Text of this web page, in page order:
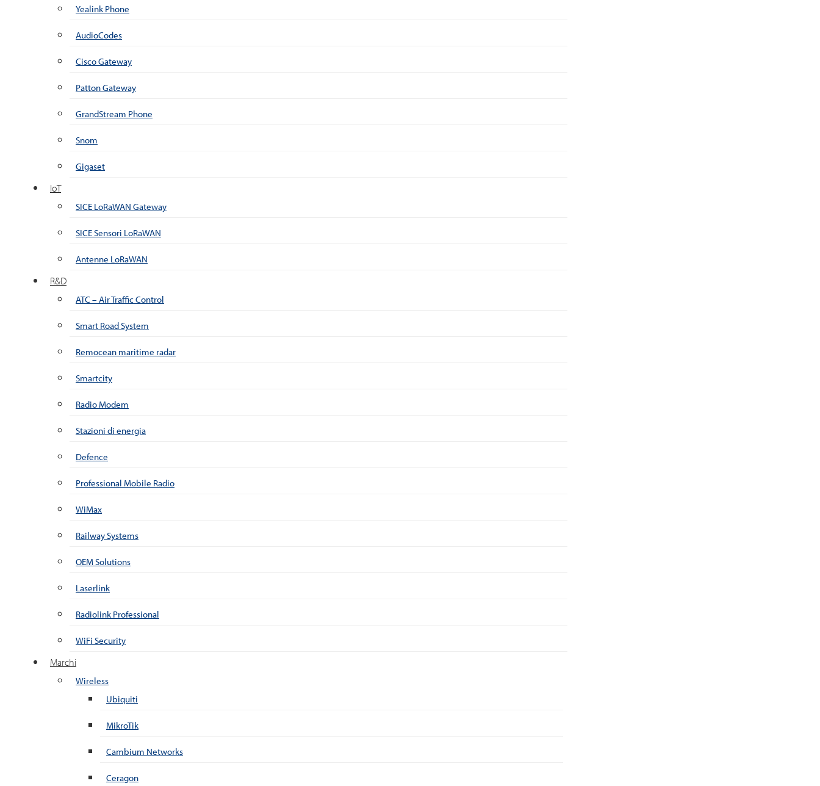
Yealink Phone
AudioCodes
Cisco Gateway
Patton Gateway
GrandStream Phone
Snom
Gigaset
IoT
SICE LoRaWAN Gateway
SICE Sensori LoRaWAN
Antenne LoRaWAN
R&D
ATC – Air Traffic Control
Smart Road System
Remocean maritime radar
Smartcity
Radio Modem
Stazioni di energia
Defence
Professional Mobile Radio
WiMax
Railway Systems
OEM Solutions
Laserlink
Radiolink Professional
WiFi Security
Marchi
Wireless
Ubiquiti
MikroTik
Cambium Networks
Ceragon